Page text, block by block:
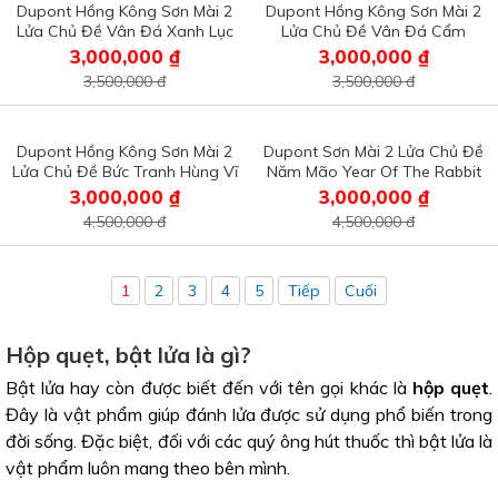
Dupont Hồng Kông Sơn Mài 2
Lửa Chủ Đề Vân Đá Xanh Lục
D2L21
3,000,000 ₫
3,500,000 đ
Dupont Hồng Kông Sơn Mài 2
Lửa Chủ Đề Vân Đá Cẩm
Thạch D2L20
3,000,000 ₫
3,500,000 đ
Dupont Hồng Kông Sơn Mài 2
Lửa Chủ Đề Bức Tranh Hùng Vĩ
D2L19
3,000,000 ₫
4,500,000 đ
Dupont Sơn Mài 2 Lửa Chủ Đề
Năm Mão Year Of The Rabbit
D2L18
3,000,000 ₫
4,500,000 đ
1 2 3 4 5 Tiếp Cuối
Hộp quẹt, bật lửa là gì?
Bật lửa hay còn được biết đến với tên gọi khác là hộp quẹt.
Đây là vật phẩm giúp đánh lửa được sử dụng phổ biến trong
đời sống. Đặc biệt, đối với các quý ông hút thuốc thì bật lửa là
vật phẩm luôn mang theo bên mình.